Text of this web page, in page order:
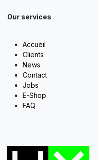
Our services
Accueil
Clients
News
Contact
Jobs
E-Shop
FAQ